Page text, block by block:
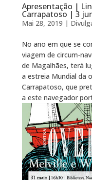
Apresentação |
Carrapatoso | 3
Mai 28, 2019 |
No ano em que se
viagem de circum-
de Magalhães, terá
a estreia Mundial da
Carrapatoso, que
a este navegador